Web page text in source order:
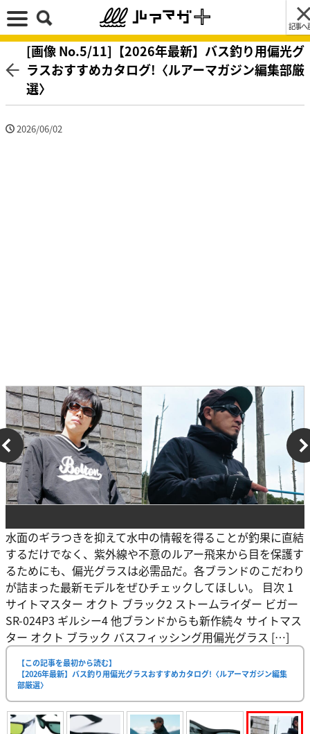
記事へ
[画像 No.5/11]【2026年最新】バス釣り用偏光グ
ラスおすすめカタログ!〈ルアーマガジン編集部厳
選〉
2026/06/02
水面のギラつきを抑えて水中の情報を得ることが釣果に直結
するだけでなく、紫外線や不意のルアー飛来から目を保護す
るためにも、偏光グラスは必需品だ。各ブランドのこだわり
が詰まった最新モデルをぜひチェックしてほしい。 目次 1
サイトマスター オクト ブラック2 ストームライダー ビガー
SR-024P3 ギルシー4 他ブランドからも新作続々 サイトマス
ター オクト ブラック バスフィッシング用偏光グラス […]
【この記事を最初から読む】
【2026年最新】バス釣り用偏光グラスおすすめカタログ!〈ルアーマガジン編集
部厳選〉